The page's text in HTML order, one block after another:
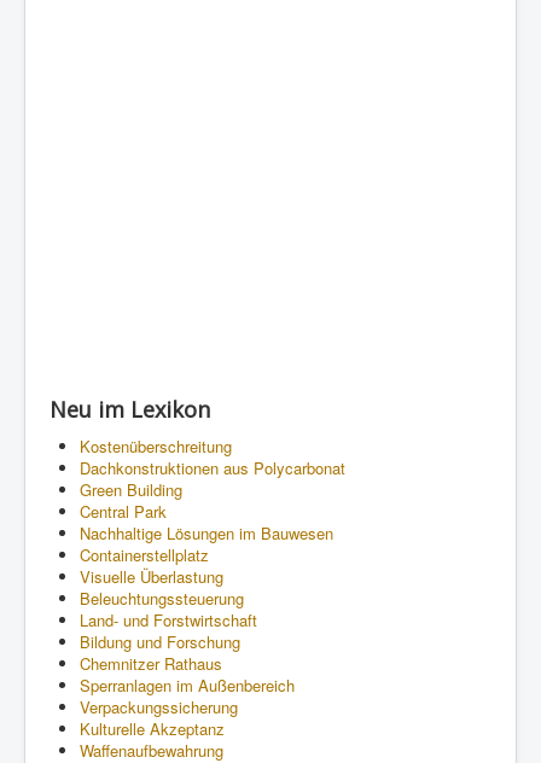
Neu im Lexikon
Kostenüberschreitung
Dachkonstruktionen aus Polycarbonat
Green Building
Central Park
Nachhaltige Lösungen im Bauwesen
Containerstellplatz
Visuelle Überlastung
Beleuchtungssteuerung
Land- und Forstwirtschaft
Bildung und Forschung
Chemnitzer Rathaus
Sperranlagen im Außenbereich
Verpackungssicherung
Kulturelle Akzeptanz
Waffenaufbewahrung